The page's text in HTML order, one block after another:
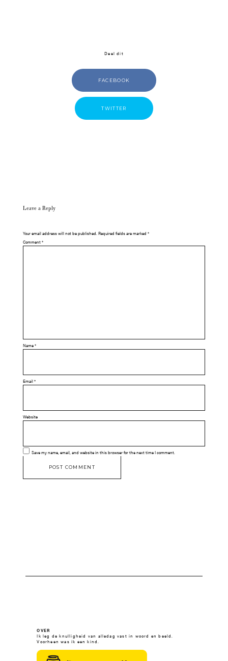
Deel dit
FACEBOOK
TWITTER
Leave a Reply
Your email address will not be published. Required fields are marked *
Comment*
Name*
Email*
Website
Save my name, email, and website in this browser for the next time I comment.
OVER
Ik leg de knulligheid van alledag vast in woord en beeld.
Voorheen was ik een kind.